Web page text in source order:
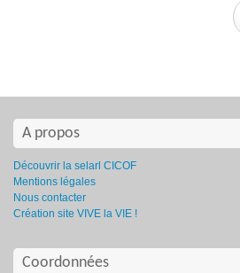
A propos
Découvrir la selarl CICOF
Mentions légales
Nous contacter
Création site VIVE la VIE !
Coordonnées